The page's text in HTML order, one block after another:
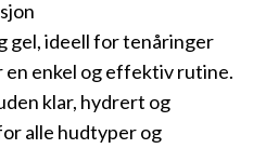
gel, ideell for tenåringer
en enkel og effektiv rutine.
klar, hydrert og
alle hudtyper og